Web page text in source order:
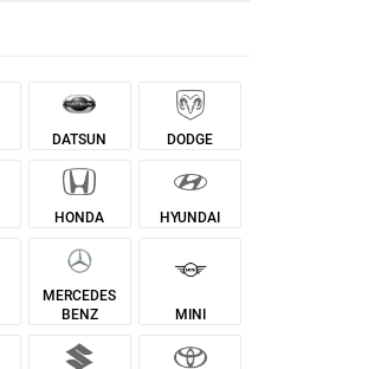
DATSUN DODGE
HONDA HYUNDAI
MERCEDES
BENZ
MINI